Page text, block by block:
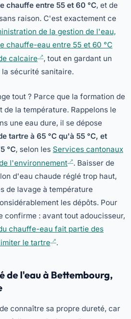
chauffe entre 55 et 60 °C, et de
raison. C'est exactement ce
de la gestion de l'eau,
chauffe-eau entre 55 et 60 °C
calcaire
, tout en gardant un
la sécurité sanitaire.
tout ? Parce que la formation de
la température. Rappelons le
une eau dure, il se dépose
tartre à 65 °C qu'à 55 °C, et
°C, selon les Services cantonaux
l'environnement
. Baisser de
d'eau chaude réglé trop haut,
de lavage à température
les dépôts. Pour
confirme : avant tout adoucisseur,
chauffe-eau fait partie des
le tartre
.
de l'eau à Bettembourg,
connaître sa propre dureté, car